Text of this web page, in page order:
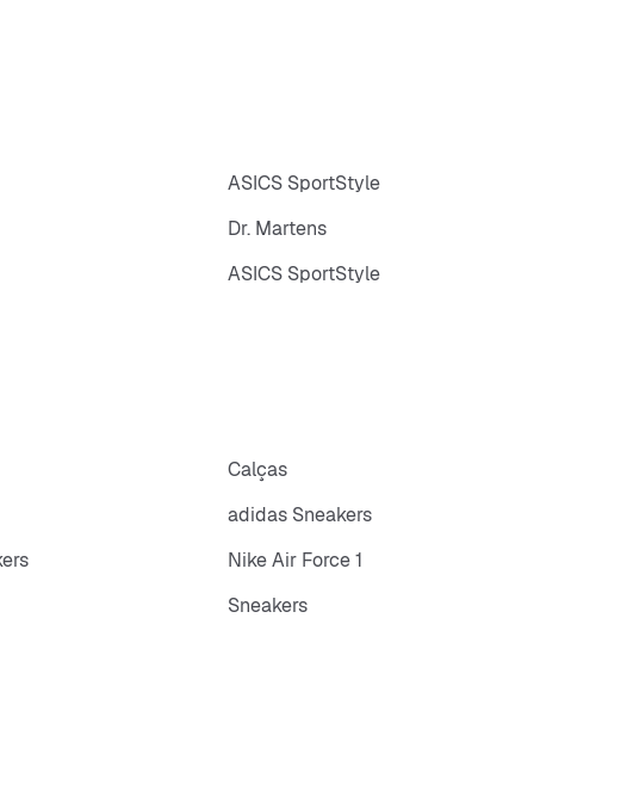
ASICS SportStyle
Dr. Martens
ASICS SportStyle
Calças
adidas Sneakers
Nike Air Force 1
Sneakers